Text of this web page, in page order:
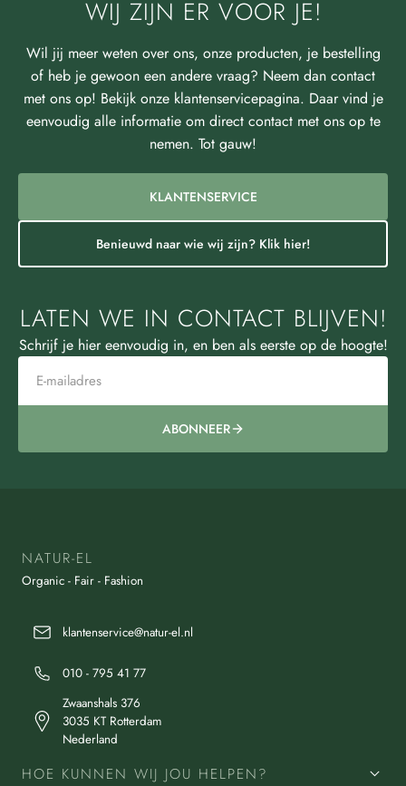
WIJ ZIJN ER VOOR JE!
Wil jij meer weten over ons, onze producten, je bestelling
of heb je gewoon een andere vraag? Neem dan contact
met ons op! Bekijk onze klantenservicepagina. Daar vind je
eenvoudig alle informatie om direct contact met ons op te
nemen. Tot gauw!
KLANTENSERVICE
Benieuwd naar wie wij zijn? Klik hier!
LATEN WE IN CONTACT BLIJVEN!
Schrijf je hier eenvoudig in, en ben als eerste op de hoogte!
ABONNEER
NATUR-EL
Organic - Fair - Fashion
klantenservice@natur-el.nl
010 - 795 41 77
Zwaanshals 376
3035 KT Rotterdam
Nederland
HOE KUNNEN WIJ JOU HELPEN?